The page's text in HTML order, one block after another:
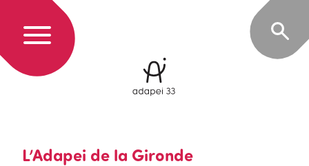
L’Adapei de la Gironde